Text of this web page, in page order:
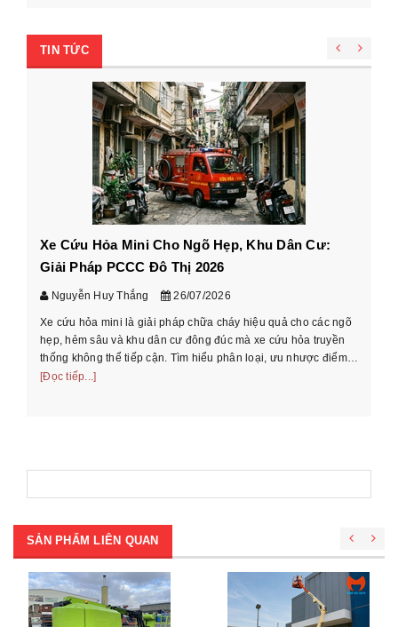
TIN TỨC
Xe Cứu Hỏa Mini Cho Ngõ Hẹp, Khu Dân Cư:
Giải Pháp PCCC Đô Thị 2026
Nguyễn Huy Thắng 26/07/2026
Xe cứu hỏa mini là giải pháp chữa cháy hiệu quả cho các ngõ
hẹp, hẻm sâu và khu dân cư đông đúc mà xe cứu hỏa truyền
thống không thể tiếp cận. Tìm hiểu phân loại, ưu nhược điểm
và cách chọn xe phù ...
[Đọc tiếp...]
SẢN PHẨM LIÊN QUAN